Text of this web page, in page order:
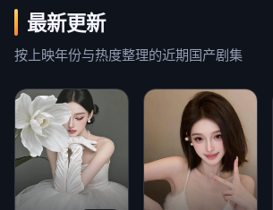
最新更新
按上映年份与热度整理的近期国产剧集